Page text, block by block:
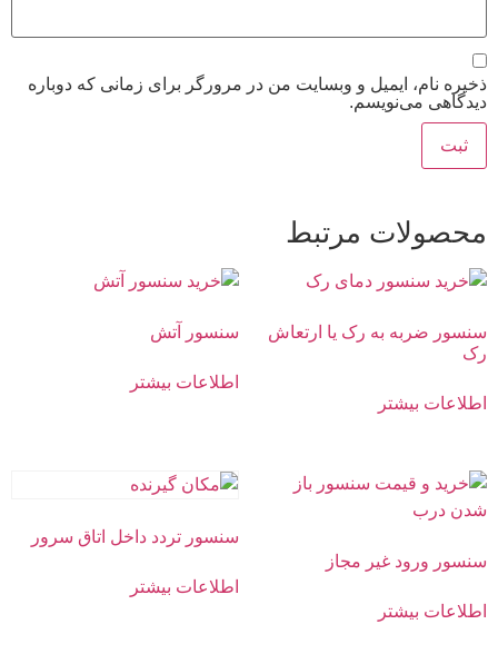
ذخیره نام، ایمیل و وبسایت من در مرورگر برای زمانی که دوباره
دیدگاهی می‌نویسم.
محصولات مرتبط
سنسور ضربه به رک یا ارتعاش
رک
اطلاعات بیشتر
سنسور آتش
اطلاعات بیشتر
سنسور ورود غیر مجاز
اطلاعات بیشتر
سنسور تردد داخل اتاق سرور
اطلاعات بیشتر